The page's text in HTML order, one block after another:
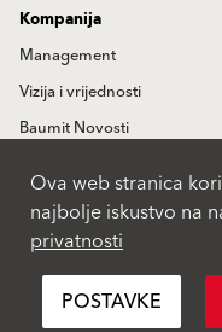
Kompanija
Management
Vizija i vrijednosti
Baumit Novosti
Ova web stranica
najbolje iskustvo na
privatnosti
POSTAVKE